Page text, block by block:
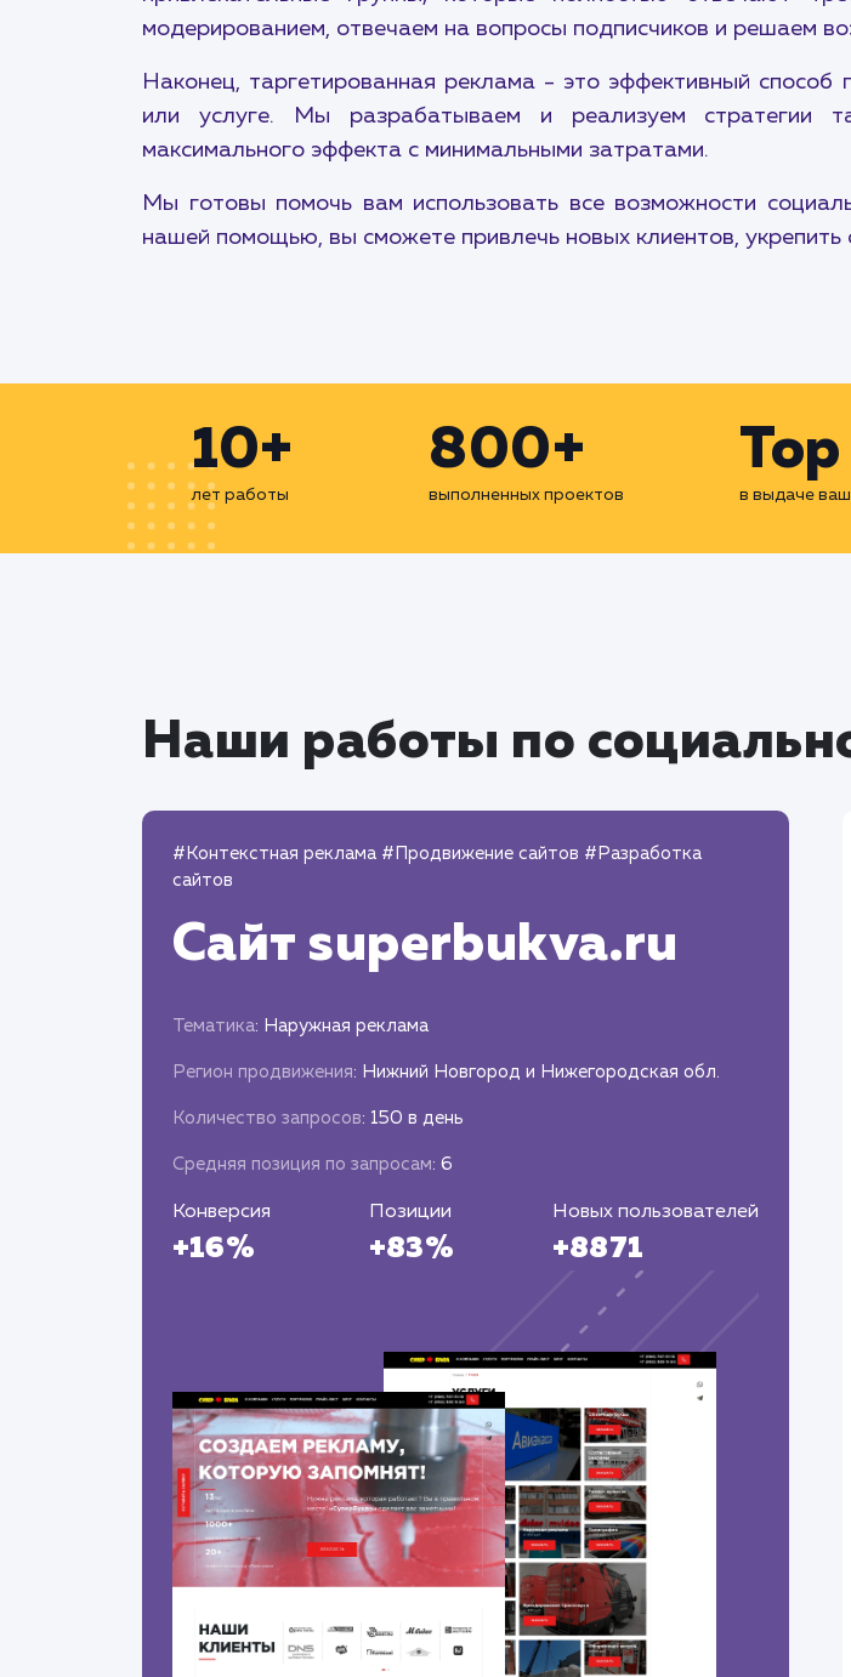
модерированием, отвечаем на вопросы подписчиков и решаем
Наконец, таргетированная реклама - это эффективный
или услуге. Мы разрабатываем и реализуем стратегии
максимального эффекта с минимальными затратами.
Мы готовы помочь вам использовать все возможности
нашей помощью, вы сможете привлечь новых клиентов,
10+
лет работы
800+
выполненных проектов в выдаче ваш
Наши работы по
#Контекстная реклама #Продвижение сайтов #Разработка
сайтов
Сайт superbukva.ru
Тематика: Наружная реклама
Регион продвижения: Нижний Новгород и Нижегородская обл.
Количество запросов: 150 в день
Средняя позиция по запросам: 6
Конверсия
+16%
Позиции
+83%
Новых пользователей
+8871